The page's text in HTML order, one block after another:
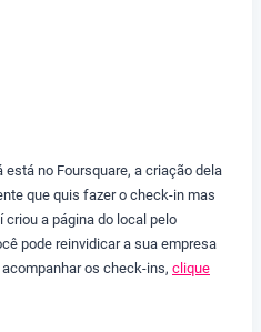
no Foursquare, a criação dela
que quis fazer o check-in mas
criou a página do local pelo
pode reinvidicar a sua empresa
os check-ins, clique